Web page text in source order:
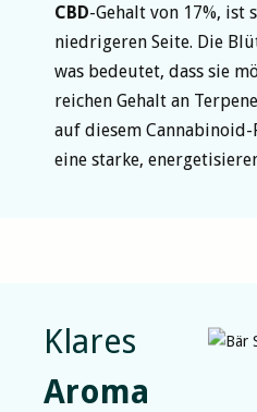
CBD-Gehalt von 17%, ist
niedrigeren Seite. Die
was bedeutet, dass sie
reichen Gehalt an
auf diesem
eine starke,
Klares
Aroma